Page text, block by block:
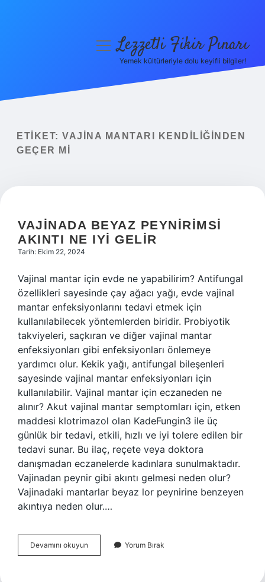
Yasal Uyarı
menüyüLezzetli Fikir Pınarı
Yemek kültürleriyle dolu keyifli bilgiler!
ETIKET: VAJINA MANTARI KENDILIĞINDEN
GEÇER MI
VAJINADA BEYAZ PEYNIRIMSI
AKINTI NE IYI GELIR
Tarih: Ekim 22, 2024
Vajinal mantar için evde ne yapabilirim? Antifungal
özellikleri sayesinde çay ağacı yağı, evde vajinal
mantar enfeksiyonlarını tedavi etmek için
kullanılabilecek yöntemlerden biridir. Probiyotik
takviyeleri, saçkıran ve diğer vajinal mantar
enfeksiyonları gibi enfeksiyonları önlemeye
yardımcı olur. Kekik yağı, antifungal bileşenleri
sayesinde vajinal mantar enfeksiyonları için
kullanılabilir. Vajinal mantar için eczaneden ne
alınır? Akut vajinal mantar semptomları için, etken
maddesi klotrimazol olan KadeFungin3 ile üç
günlük bir tedavi, etkili, hızlı ve iyi tolere edilen bir
tedavi sunar. Bu ilaç, reçete veya doktora
danışmadan eczanelerde kadınlara sunulmaktadır.
Vajinadan peynir gibi akıntı gelmesi neden olur?
Vajinadaki mantarlar beyaz lor peynirine benzeyen
akıntıya neden olur.…
Devamını okuyun Vajinada
Beyaz
Yorum Bırak